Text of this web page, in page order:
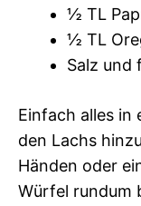
½ TL
½ TL
Salz und
Einfach alles in
den Lachs
Händen oder
Würfel rundum